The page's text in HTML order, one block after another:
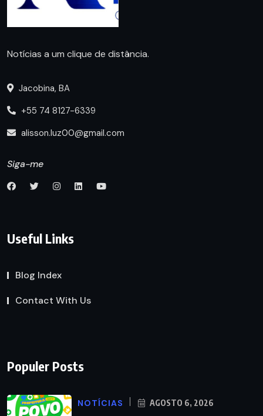
Notícias a um clique de distância.
Jacobina, BA
+55 74 8127-6339
alisson.luz00@gmail.com
Siga-me
Useful Links
Blog Index
Contact With Us
Populer Posts
NOTÍCIAS AGOSTO 6, 2026